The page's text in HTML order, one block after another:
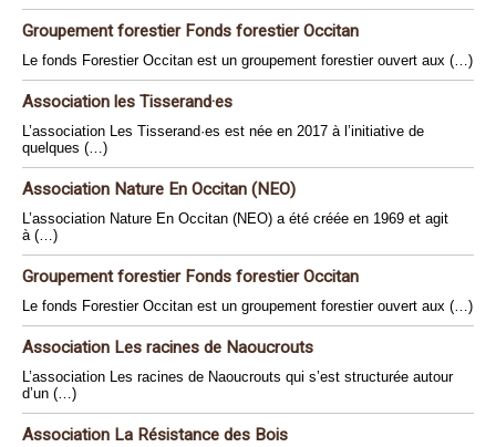
Groupement forestier Fonds forestier Occitan
Le fonds Forestier Occitan est un groupement forestier ouvert aux (…)
Association les Tisserand·es
L’association Les Tisserand·es est née en 2017 à l’initiative de
quelques (…)
Association Nature En Occitan (NEO)
L’association Nature En Occitan (NEO) a été créée en 1969 et agit
à (…)
Groupement forestier Fonds forestier Occitan
Le fonds Forestier Occitan est un groupement forestier ouvert aux (…)
Association Les racines de Naoucrouts
L’association Les racines de Naoucrouts qui s’est structurée autour
d’un (…)
Association La Résistance des Bois